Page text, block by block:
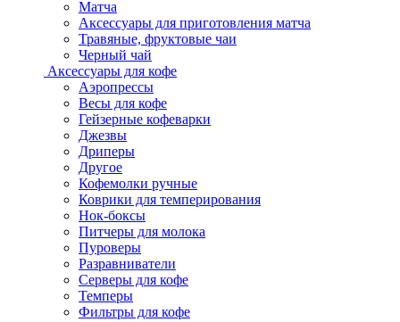
Матча
Аксессуары для приготовления матча
Травяные, фруктовые чаи
Черный чай
Аксессуары для кофе
Аэропрессы
Весы для кофе
Гейзерные кофеварки
Джезвы
Дриперы
Другое
Кофемолки ручные
Коврики для темперирования
Нок-боксы
Питчеры для молока
Пуроверы
Разравниватели
Серверы для кофе
Темперы
Фильтры для кофе